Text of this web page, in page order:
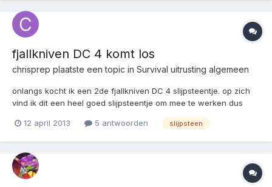
fjallkniven DC 4 komt los
chrisprep plaatste een topic in Survival uitrusting algemeen
onlangs kocht ik een 2de fjallkniven DC 4 slijpsteentje. op zich
vind ik dit een heel goed slijpsteentje om mee te werken dus
probleem had ik ook bij de eerste, is dat het metalen plaatje met
12 april 2013 5 antwoorden slijpsteen